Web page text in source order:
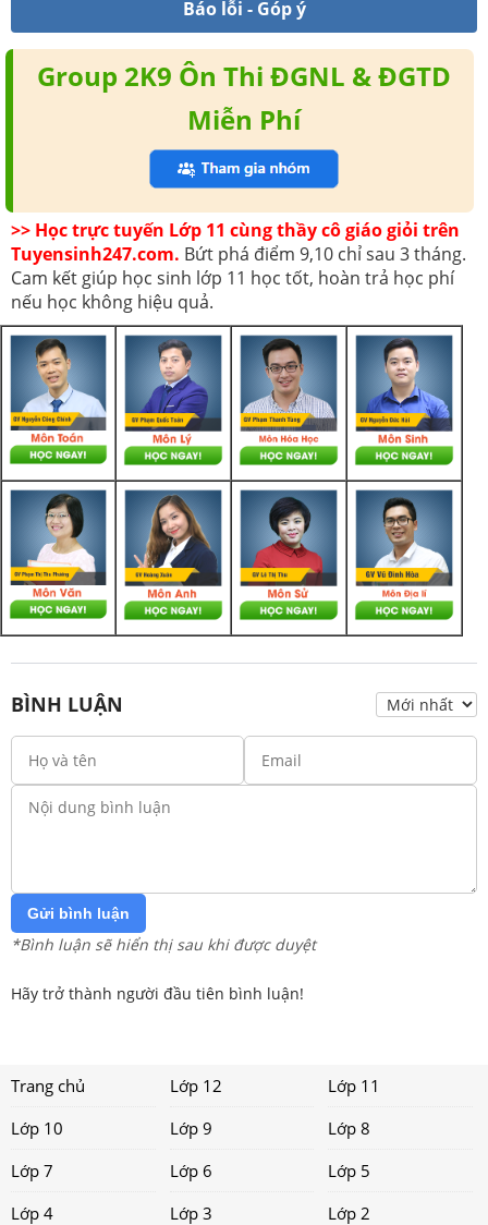
Báo lỗi - Góp ý
Group 2K9 Ôn Thi ĐGNL & ĐGTD
Miễn Phí
>> Học trực tuyến Lớp 11 cùng thầy cô giáo giỏi trên
Tuyensinh247.com. Bứt phá điểm 9,10 chỉ sau 3 tháng.
Cam kết giúp học sinh lớp 11 học tốt, hoàn trả học phí
nếu học không hiệu quả.
BÌNH LUẬN
Gửi bình luận
*Bình luận sẽ hiển thị sau khi được duyệt
Hãy trở thành người đầu tiên bình luận!
Trang chủ Lớp 12
Lớp 11
Lớp 10
Lớp 9
Lớp 8
Lớp 7
Lớp 6
Lớp 5
Lớp 4
Lớp 3 Lớp 2